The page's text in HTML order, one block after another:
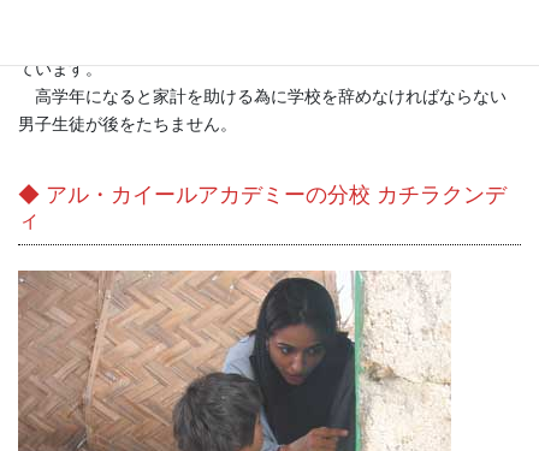
ています。
高学年になると家計を助ける為に学校を辞めなければならない
男子生徒が後をたちません。
◆ アル・カイールアカデミーの分校 カチラクンデ
ィ